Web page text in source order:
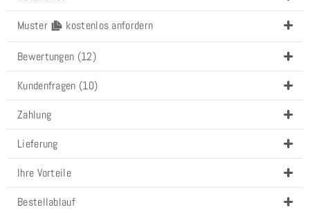
Muster kostenlos anfordern
Bewertungen (12)
Kundenfragen (10)
Zahlung
Lieferung
Ihre Vorteile
Bestellablauf